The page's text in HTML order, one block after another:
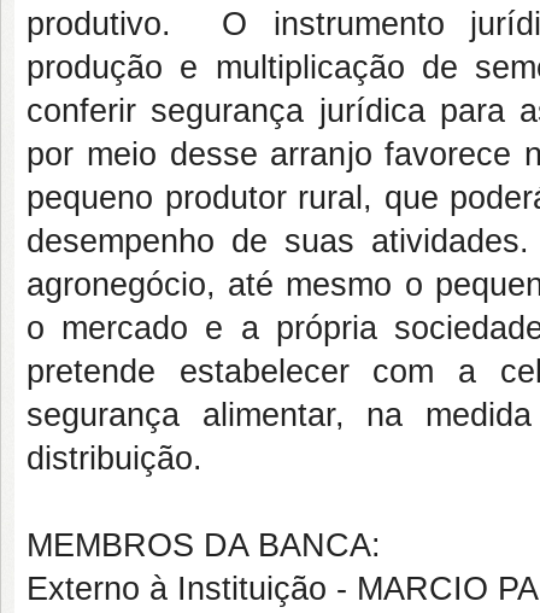
produtivo. O instrumento
produção e multiplicação de
conferir segurança jurídica para
por meio desse arranjo favorece
pequeno produtor rural, que
desempenho de suas
agronegócio, até mesmo o
o mercado e a própria
pretende estabelecer com a
segurança alimentar, na
distribuição.
MEMBROS DA BANCA:
Externo à Instituição - MARCIO